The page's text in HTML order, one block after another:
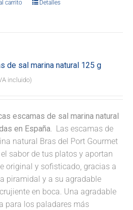
carrito Detalles
de sal marina natural 125 g
incluido)
escamas de sal marina natural
en España. Las escamas de
natural Bras del Port Gourmet
sabor de tus platos y aportan
original y sofisticado, gracias a
piramidal y a su agradable
en boca. Una agradable
para los paladares más